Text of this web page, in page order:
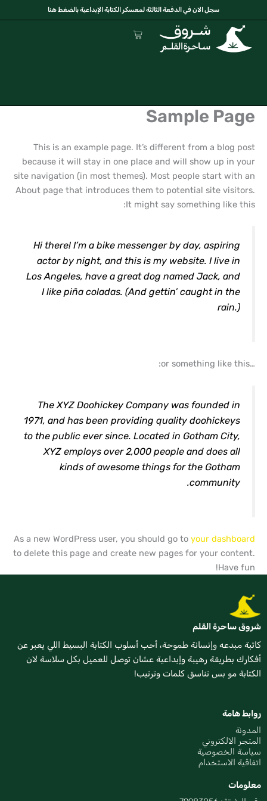
إلى
المحتوى
سجل الان في الدفعة الثالثة لمعسكر الكتابة الإبداعية بالضغط هنا
Cart
Sample Page
This is an example page. It’s different from a blog post
because it will stay in one place and will show up in your
site navigation (in most themes). Most people start with an
About page that introduces them to potential site visitors.
It might say something like this:
Hi there! I’m a bike messenger by day, aspiring
actor by night, and this is my website. I live in
Los Angeles, have a great dog named Jack, and
I like piña coladas. (And gettin’ caught in the
rain.)
…or something like this:
The XYZ Doohickey Company was founded in
1971, and has been providing quality doohickeys
to the public ever since. Located in Gotham City,
XYZ employs over 2,000 people and does all
kinds of awesome things for the Gotham
community.
As a new WordPress user, you should go to your dashboard
to delete this page and create new pages for your content.
Have fun!
شروق ساحرة القلم
كاتبة مبدعه وإنسانة طموحة، أحب أسلوب الكتابة البسيط اللي يعبر عن
أفكارك بطريقة رهيبة وإبداعية عشان توصل للعميل بكل سلاسة لان
الكتابة مو بس تناسق كلمات وترتيب!
روابط هامة
المدونة
المتجر الالكتروني
سياسة الخصوصية
اتفاقية الاستخدام
معلومات